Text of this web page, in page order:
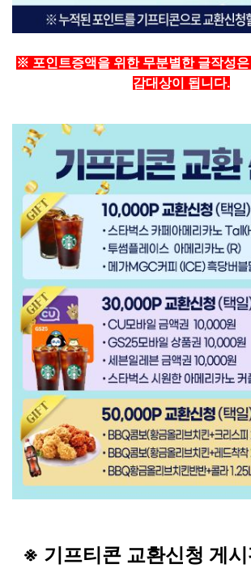
※ 포인트증액을 위한 무분별한 글작성
감대상이 됩니다.
※ 기프티콘 교환신청 게